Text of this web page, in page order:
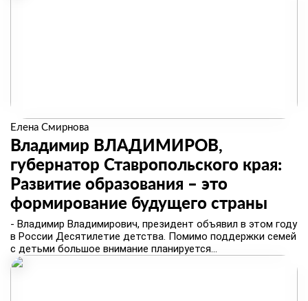
Елена Смирнова
Владимир ВЛАДИМИРОВ,
губернатор Ставропольского края:
Развитие образования – это
формирование будущего страны
​- Владимир Владимирович, президент объявил в этом году
в России Десятилетие детства. Помимо поддержки семей
с детьми большое внимание планируется...